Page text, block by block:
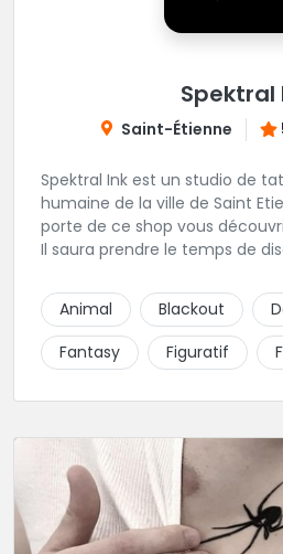
Spektral
Saint-Étienne
Spektral Ink est un studio de
humaine de la ville de Saint
porte de ce shop vous
Il saura prendre le temps de
un message ou à l'appeler.
Animal Blackout
Fantasy
Figuratif